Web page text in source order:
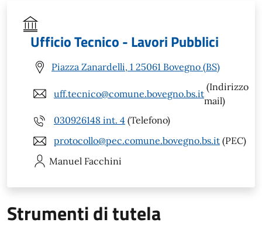
Ufficio Tecnico - Lavori Pubblici
Piazza Zanardelli, 1 25061 Bovegno (BS)
uff.tecnico@comune.bovegno.bs.it
(Indirizzo
mail)
030926148 int. 4 (Telefono)
protocollo@pec.comune.bovegno.bs.it (PEC)
Manuel Facchini
Strumenti di tutela